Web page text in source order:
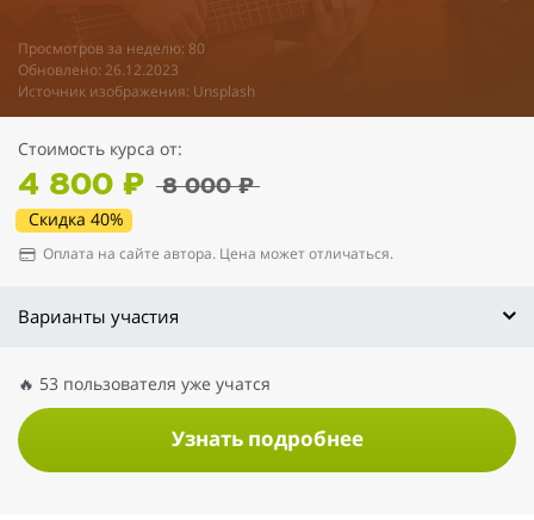
Просмотров за неделю: 80
Обновлено: 26.12.2023
Источник изображения: Unsplash
Стоимость курса от:
4 800 ₽ 8 000 ₽
Скидка 40%
Оплата на сайте автора. Цена может отличаться.
Варианты участия
🔥 53 пользователя уже учатся
Узнать подробнее